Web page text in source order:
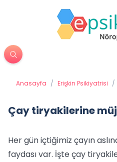
Anasayfa / Erişkin Psikiyatrisi /
Çay tiryakilerine
Her gün içtiğimiz çayın
faydası var. İşte çay